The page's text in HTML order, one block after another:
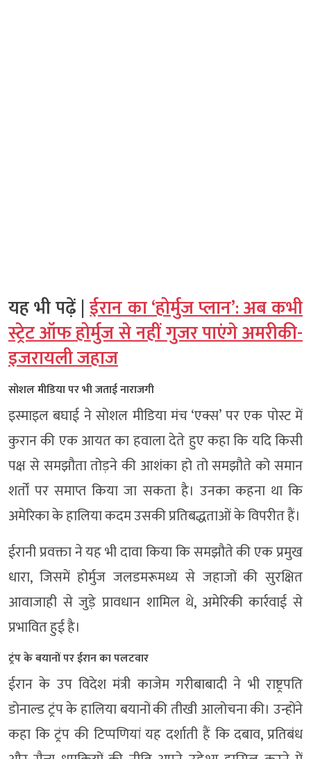
यह भी पढ़ें |ईरान का ‘होर्मुज प्लान’: अब कभी
स्ट्रेट ऑफ होर्मुज से नहीं गुजर पाएंगे अमरीकी-
इजरायली जहाज
सोशल मीडिया पर भी जताई नाराजगी
इस्माइल बघाई ने सोशल मीडिया मंच ‘एक्स’ पर एक पोस्ट में
कुरान की एक आयत का हवाला देते हुए कहा कि यदि किसी
पक्ष से समझौता तोड़ने की आशंका हो तो समझौते को समान
शर्तों पर समाप्त किया जा सकता है। उनका कहना था कि
अमेरिका के हालिया कदम उसकी प्रतिबद्धताओं के विपरीत हैं।
ईरानी प्रवक्ता ने यह भी दावा किया कि समझौते की एक प्रमुख
धारा, जिसमें होर्मुज जलडमरूमध्य से जहाजों की सुरक्षित
आवाजाही से जुड़े प्रावधान शामिल थे, अमेरिकी कार्रवाई से
प्रभावित हुई है।
ट्रंप के बयानों पर ईरान का पलटवार
ईरान के उप विदेश मंत्री काजेम गरीबाबादी ने भी राष्ट्रपति
डोनाल्ड ट्रंप के हालिया बयानों की तीखी आलोचना की। उन्होंने
कहा कि ट्रंप की टिप्पणियां यह दर्शाती हैं कि दबाव, प्रतिबंध